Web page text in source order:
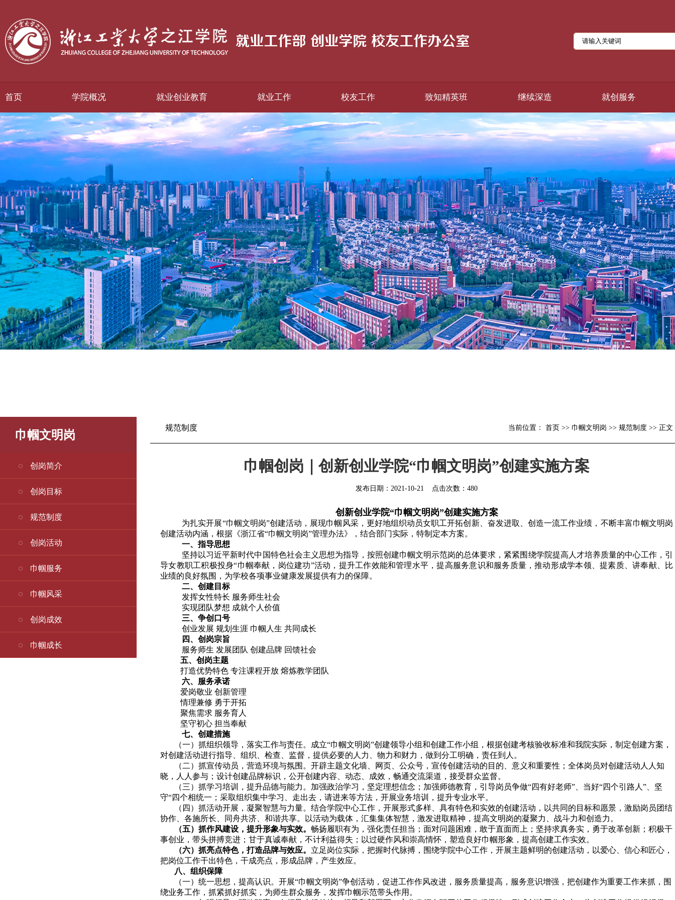
首页 学院概况 就业创业教育 就业工作 校友工作 致知精英班 继续深造 就创服务
巾帼文明岗
创岗简介
创岗目标
规范制度
创岗活动
巾帼服务
巾帼风采
创岗成效
巾帼成长
规范制度 当前位置： 首页 >> 巾帼文明岗 >> 规范制度 >> 正文
巾帼创岗｜创新创业学院“巾帼文明岗”创建实施方案
发布日期：2021-10-21 点击次数：480
创新创业学院“巾帼文明岗”创建实施方案
为扎实开展“巾帼文明岗”创建活动，展现巾帼风采，更好地组织动员女职工开拓创新、奋发进取、创造一流工作业绩，不断丰富巾帼文明岗
创建活动内涵，根据《浙江省“巾帼文明岗”管理办法》，结合部门实际，特制定本方案。
一、指导思想
坚持以习近平新时代中国特色社会主义思想为指导， 按照创建巾帼文明示范岗的总体要求，紧紧围绕学院提高人才培养质量的中心工作，引
导女教职工积极投身“巾帼奉献，岗位建功”活动，提升工作效能和管理水平，提高服务意识和服务质量，推动形成学本领、提素质、讲奉献、比
业绩的良好氛围，为学校各项事业健康发展提供有力的保障。
二、创建目标
发挥女性特长 服务师生社会
实现团队梦想 成就个人价值
三、争创口号
创业发展 规划生涯 巾帼人生 共同成长
四、创岗宗旨
服务师生 发展团队 创建品牌 回馈社会
五、创岗主题
打造优势特色 专注课程开放 熔炼教学团队
六、服务承诺
爱岗敬业 创新管理
情理兼修 勇于开拓
聚焦需求 服务育人
坚守初心 担当奉献
七、创建措施
（一）抓组织领导，落实工作与责任。成立“巾帼文明岗”创建领导小组和创建工作小组，根据创建考核验收标准和我院实际，制定创建方案，
对创建活动进行指导、组织、检查、监督，提供必要的人力、物力和财力，做到分工明确，责任到人。
（二）抓宣传动员，营造环境与氛围 。开辟主题文化墙、网页、公众号，宣传创建活动的目的、意义和重要性；全体岗员对创建活动人人知
晓，人人参与；设计创建品牌标识，公开创建内容、动态、成效，畅通交流渠道，接受群众监督。
（三）抓学习培训，提升品德与能力 。加强政治学习，坚定理想信念；加强师德教育，引导岗员争做“四有好老师”、当好“四个引路人”、坚
守“四个相统一；采取组织集中学习、走出去，请进来等方法，开展业务培训，提升专业水平。
（四）抓活动开展，凝聚智慧与力量。结合学院中心工作，开展形式多样、具有特色和实效的创建活动，以共同的目标和愿景，激励岗员团结
协作、各施所长、同舟共济、和谐共享。以活动为载体，汇集集体智慧，激发进取精神，提高文明岗的凝聚力、战斗力和创造力。
（五）抓作风建设，提升形象与实效。畅扬履职有为，强化责任担当；面对问题困难，敢于直面而上；坚持求真务实，勇于改革创新；积极干
事创业，带头拼搏竞进；甘于真诚奉献，不计利益得失；以过硬作风和崇高情怀，塑造良好巾帼形象，提高创建工作实效。
（六）抓亮点特色，打造品牌与效应。 立足岗位实际，把握时代脉搏，围绕学院中心工作，开展主题鲜明的创建活动，以爱心、信心和匠心，
把岗位工作干出特色，干成亮点，形成品牌，产生效应。
八、组织保障
（一）统一思想，提高认识。开展“巾帼文明岗”争创活动，促进工作作风改进，服务质量提高，服务意识增强，把创建作为重要工作来抓，围
绕业务工作，抓紧抓好抓实，为师生群众服务，发挥巾帼示范带头作用。